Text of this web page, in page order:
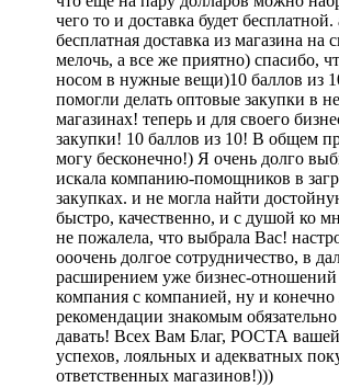
чего то и доставка будет бесплатной.
бесплатная доставка из магазина на
мелочь, а все же приятно) спасибо,
носом в нужные вещи)10 баллов из
помогли делать оптовые закупки в
магазинах! теперь и для своего
закупки! 10 баллов из 10! В общем
могу бесконечно!) Я очень долго
искала компанию-помощников в
закупках. и не могла найти
быстро, качественно, и с душой ко
не пожалела, что выбрала Вас!
ооочень долгое сотрудничество, в
расширением уже бизнес-отношений
компания с компанией, ну и
рекомендации знакомым обязательно
давать! Всех Вам Благ, РОСТА
успехов, лояльных и адекватных
ответственных магазинов!)))